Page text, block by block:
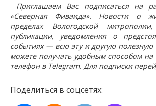
Приглашаем Вас подписаться на
«Северная Фиваида». Новости о
пределах Вологодской
публикации, уведомления о
событиях — всю эту и другую
можете получать удобным способом
телефон в Telegram. Для подписки
Поделиться в соцсетях: